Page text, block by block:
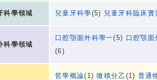
科學領域 兒童牙科學(5) 兒童牙科臨床實
科學領域
口腔顎面外科學一(5) 口腔顎面
(6)
哲學概論(1)微積分乙 (1) 普通